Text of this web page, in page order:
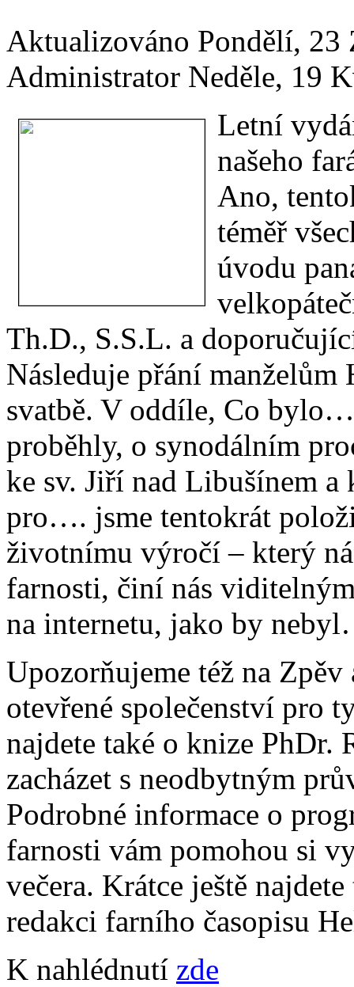
Aktualizováno Pondělí,
Administrator Neděle, 19
Letní
našeho
Ano,
téměř
úvodu
Th.D., S.S.L. a
Následuje přání
svatbě. V oddíle, Co
proběhly, o synodálním
ke sv. Jiří nad Libušínem
pro…. jsme tentokrát
životnímu výročí – který
farnosti, činí nás
na internetu, jako by
Upozorňujeme též na
otevřené společenství pro
najdete také o knize PhDr.
zacházet s neodbytným
Podrobné informace o
farnosti vám pomohou si
večera. Krátce ještě
redakci farního časopisu
K nahlédnutí zde